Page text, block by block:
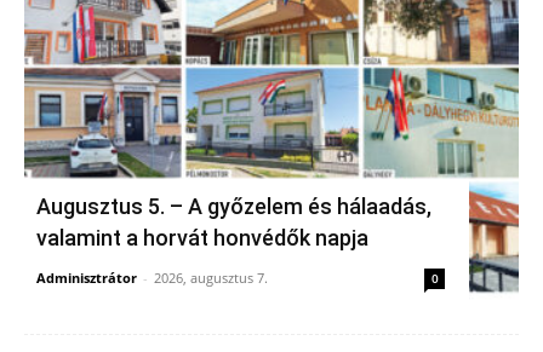
Augusztus 5. – A győzelem és hálaadás,
valamint a horvát honvédők napja
Adminisztrátor - 2026, augusztus 7. 0